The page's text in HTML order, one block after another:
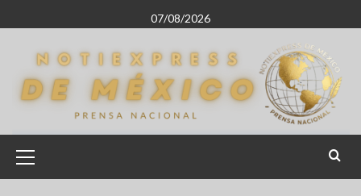
07/08/2026